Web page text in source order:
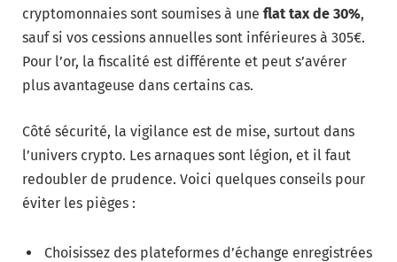
cryptomonnaies sont soumises à une flat tax de 30%,
sauf si vos cessions annuelles sont inférieures à 305€.
Pour l’or, la fiscalité est différente et peut s’avérer
plus avantageuse dans certains cas.
Côté sécurité, la vigilance est de mise, surtout dans
l’univers crypto. Les arnaques sont légion, et il faut
redoubler de prudence. Voici quelques conseils pour
éviter les pièges :
Choisissez des plateformes d’échange enregistrées